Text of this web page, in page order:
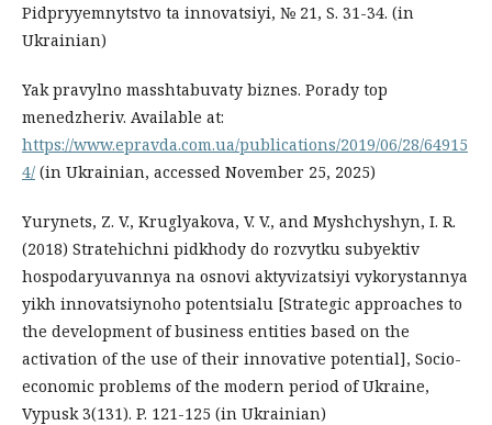
Pidpryyemnytstvo ta innovatsiyi, № 21, S. 31-34. (in
Ukrainian)
Yak pravylno masshtabuvaty biznes. Porady top
menedzheriv. Available at:
https://www.epravda.com.ua/publications/2019/06/28/64915
4/ (in Ukrainian, accessed November 25, 2025)
Yurynets, Z. V., Kruglyakova, V. V., and Myshchyshyn, I. R.
(2018) Stratehichni pidkhody do rozvytku subyektiv
hospodaryuvannya na osnovi aktyvizatsiyi vykorystannya
yikh innovatsiynoho potentsialu [Strategic approaches to
the development of business entities based on the
activation of the use of their innovative potential], Socio-
economic problems of the modern period of Ukraine,
Vypusk 3(131). P. 121-125 (in Ukrainian)